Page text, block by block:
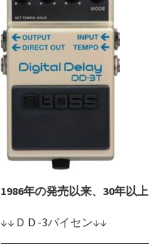
1986年の発売以来、30年以
↓↓ＤＤ-3パイセン↓↓